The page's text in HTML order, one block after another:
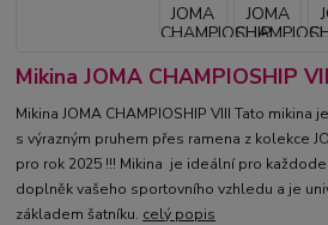
Mikina JOMA CHAMPIOSHIP
Mikina JOMA CHAMPIOSHIP VIII Tato
s výrazným pruhem přes ramena z kolekce
pro rok 2025 !!! Mikina je ideální pro
doplněk vašeho sportovního vzhledu a je
základem šatníku. celý popis